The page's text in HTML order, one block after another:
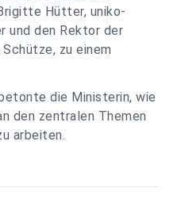
Hütter, uniko-
und den Rektor der
zu einem
die Ministerin, wie
den zentralen Themen
arbeiten.
zum Austausch